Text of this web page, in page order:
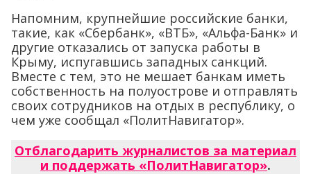
Напомним, крупнейшие российские банки,
такие, как «Сбербанк», «ВТБ», «Альфа-Банк» и
другие отказались от запуска работы в
Крыму, испугавшись западных санкций.
Вместе с тем, это не мешает банкам иметь
собственность на полуострове и отправлять
своих сотрудников на отдых в республику, о
чем уже сообщал «ПолитНавигатор».
Отблагодарить журналистов за материал
и поддержать «ПолитНавигатор».